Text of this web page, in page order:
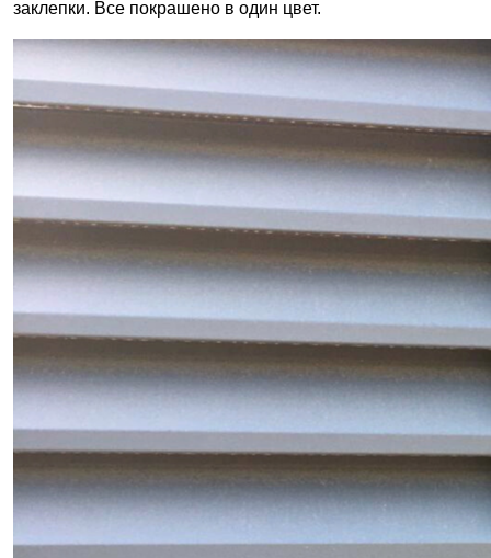
заклепки. Все покрашено в один цвет.